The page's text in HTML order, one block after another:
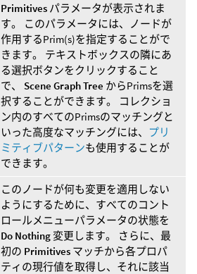
Primitives パラメータが表示されま
す。 このパラメータには、ノードが
作用するPrim(s)を指定することがで
きます。 テキストボックスの隣にあ
る選択ボタンをクリックすること
で、 Scene Graph Tree からPrimsを選
択することができます。 コレクショ
ン内のすべてのPrimsのマッチングと
いった高度なマッチングには、
プリ
ミティブパターンも使用することが
できます。
このノードが何も変更を適用しない
ようにするために、すべてのコント
ロールメニューパラメータの状態を
Do Nothing 変更します。 さらに、最
初の Primitives マッチから各プロパ
ティの現行値を取得し、それに該当